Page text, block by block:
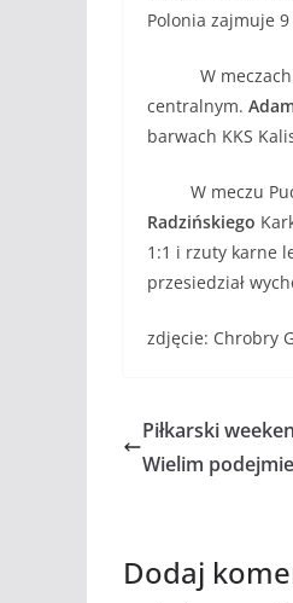
Polonia zajmuje
W meczach
centralnym.
barwach KKS
W meczu
Radzińskiego
1:1 i rzuty karne
przesiedział
zdjęcie: Chrobry
Piłkarski
Wielim
Dodaj